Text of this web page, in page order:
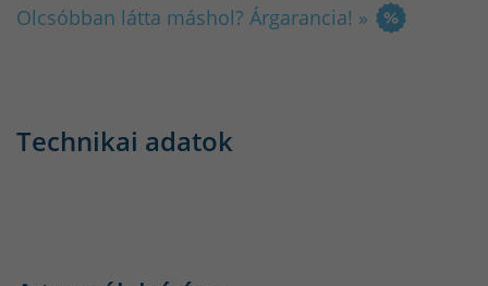
Olcsóbban látta máshol? Árgarancia! »
Technikai adatok